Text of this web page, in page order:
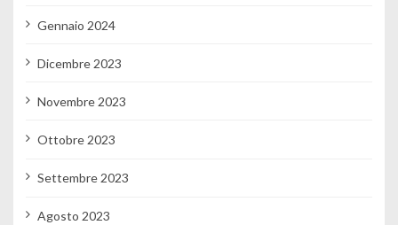
Gennaio 2024
Dicembre 2023
Novembre 2023
Ottobre 2023
Settembre 2023
Agosto 2023